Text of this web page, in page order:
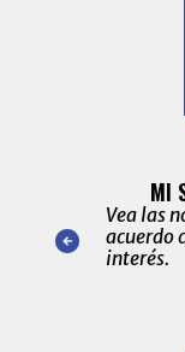
nuestro
para
MI
Vea las
acuerdo
interés.